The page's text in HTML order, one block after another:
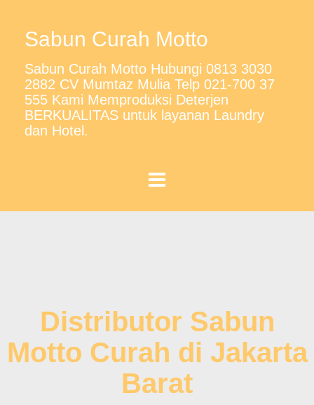
Sabun Curah Motto
Sabun Curah Motto Hubungi 0813 3030
2882 CV Mumtaz Mulia Telp 021-700 37
555 Kami Memproduksi Deterjen
BERKUALITAS untuk layanan Laundry
dan Hotel.
Distributor Sabun
Motto Curah di Jakarta
Barat